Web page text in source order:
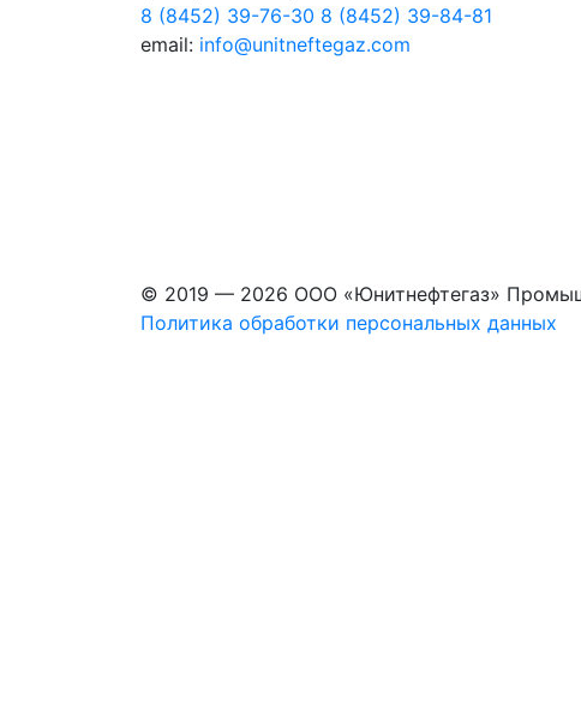
8 (8452) 39-76-30 8 (8452) 39-84-81
email: info@unitneftegaz.com
© 2019 — 2026 ООО «Юнитнефтегаз»
Политика обработки персональных данных